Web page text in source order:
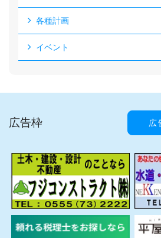
各種計画
イベント
広告枠 広